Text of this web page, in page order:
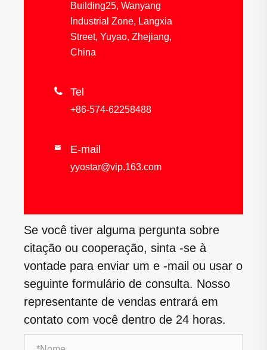
Building25, Wanyang
Industrial Zone, Langxia
Street, Yuyao, Zhejiang,
China
 Tel
+86-574-62258488
 E-mail
yyostar@vip.163.com
Se você tiver alguma pergunta sobre
citação ou cooperação, sinta -se à
vontade para enviar um e -mail ou usar o
seguinte formulário de consulta. Nosso
representante de vendas entrará em
contato com você dentro de 24 horas.